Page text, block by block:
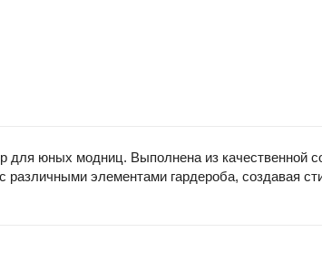
юных модниц. Выполнена из качественной
элементами гардероба, создавая